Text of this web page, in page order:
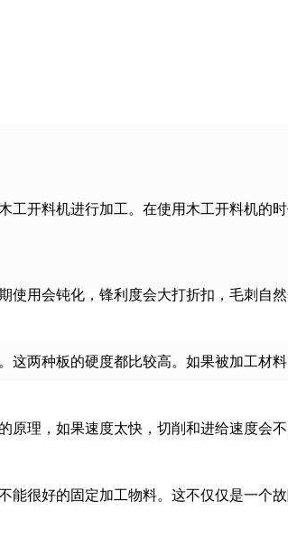
工开料机进行加工。在使用木工开料机
用会钝化，锋利度会大打折扣，毛刺自然
两种板的硬度都比较高。如果被加工材
理，如果速度太快，切削和进给速度会
很好的固定加工物料。这不仅仅是一个